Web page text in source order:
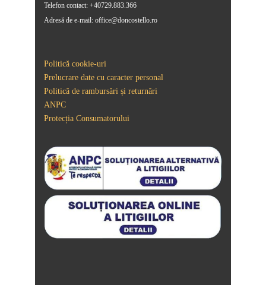
Telefon contact: +40729.883.366
Adresă de e-mail: office@doncostello.ro
Politică cookie-uri
Prelucrare date cu caracter personal
Politică de rambursări și returnări
ANPC
Protecția Consumatorului